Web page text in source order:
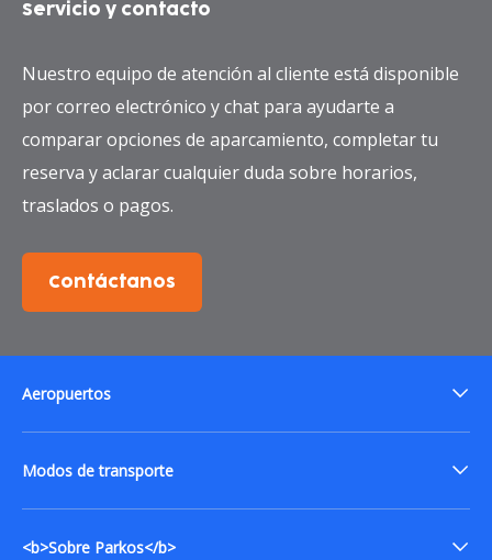
Servicio y contacto
Nuestro equipo de atención al cliente está disponible
por correo electrónico y chat para ayudarte a
comparar opciones de aparcamiento, completar tu
reserva y aclarar cualquier duda sobre horarios,
traslados o pagos.
Contáctanos
Aeropuertos
Modos de transporte
<b>Sobre Parkos</b>